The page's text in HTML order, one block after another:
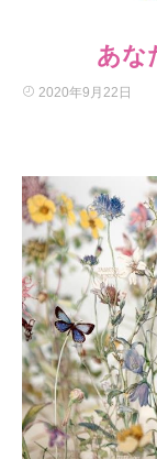
あな
2020年9月22日